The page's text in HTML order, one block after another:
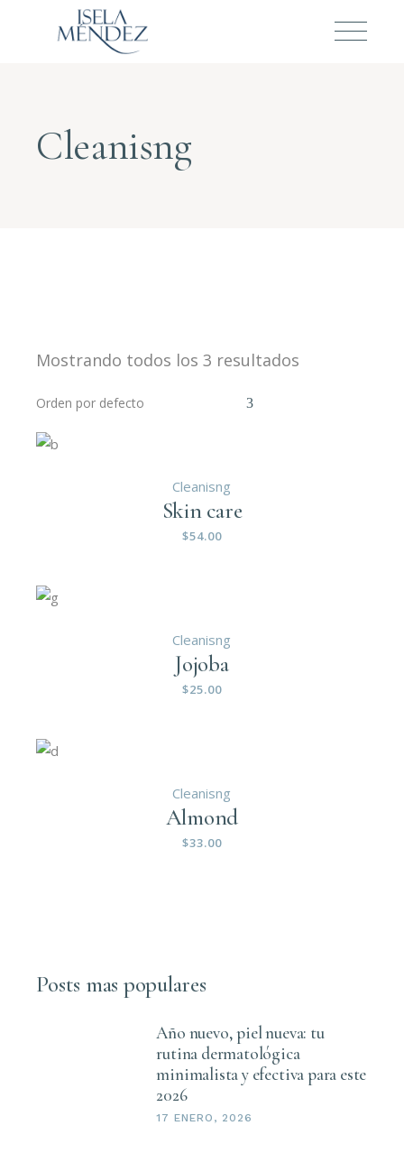
Cleanisng
Mostrando todos los 3 resultados
Orden por defecto
Cleanisng
Skin care
$54.00
Cleanisng
Jojoba
$25.00
Cleanisng
Almond
$33.00
Posts mas populares
Año nuevo, piel nueva: tu
rutina dermatológica
minimalista y efectiva para este
2026
17 ENERO, 2026